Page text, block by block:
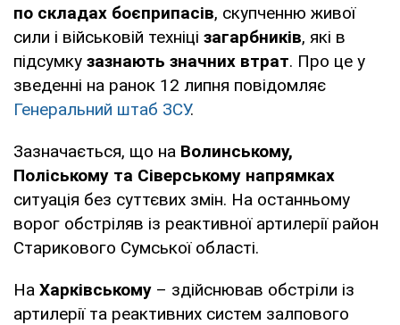
по складах боєприпасів, скупченню живої
сили і військовій техніці загарбників, які в
підсумку зазнають значних втрат. Про це у
зведенні на ранок 12 липня повідомляє
Генеральний штаб ЗСУ.
Зазначається, що на Волинському,
Поліському та Сіверському напрямках
ситуація без суттєвих змін. На останньому
ворог обстріляв із реактивної артилерії район
Старикового Сумської області.
На Харківському – здійснював обстріли із
артилерії та реактивних систем залпового